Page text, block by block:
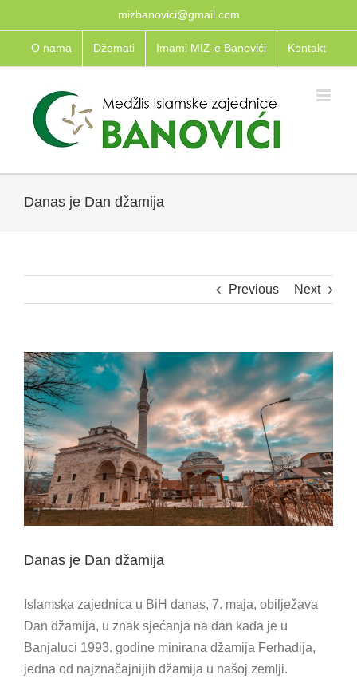
to
content
mizbanovici@gmail.com
O nama Džemati Imami MIZ-e Banovići Kontakt
Danas je Dan džamija
Previous Next
View
Larger
Image
Danas je Dan džamija
Islamska zajednica u BiH danas, 7. maja, obilježava
Dan džamija, u znak sjećanja na dan kada je u
Banjaluci 1993. godine minirana džamija Ferhadija,
jedna od najznačajnijih džamija u našoj zemlji.